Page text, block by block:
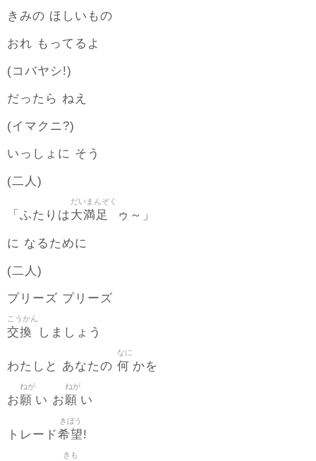
きみの ほしいもの
おれ もってるよ
(コバヤシ!)
だったら ねえ
(イマクニ?)
いっしょに そう
(二人)
「ふたりは大満足
だいまんぞく
ゥ～」
に なるために
(二人)
プリーズ プリーズ
交換
こうかん
しましょう
わたしと あなたの 何
なに
かを
お願
ねが
い お願
ねが
い
トレード希望
きぼう
!
きも